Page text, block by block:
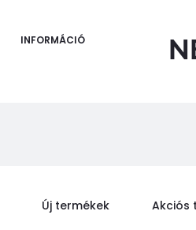
INFORMÁCIÓ
Új termékek Akciós